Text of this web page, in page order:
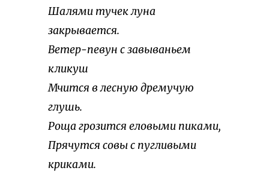
Шалями тучек луна
закрывается.
Ветер-певун с завываньем
кликуш
Мчится в лесную дремучую
глушь.
Роща грозится еловыми пиками,
Прячутся совы с пугливыми
криками.